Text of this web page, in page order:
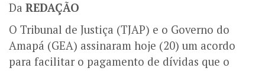
Da REDAÇÃO
O Tribunal de Justiça (TJAP) e o Governo do
Amapá (GEA) assinaram hoje (20) um acordo
para facilitar o pagamento de dívidas que o